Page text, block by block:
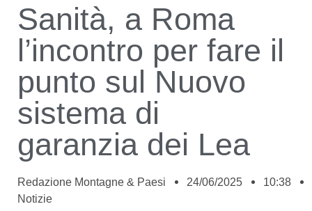
Sanità, a Roma
l’incontro per fare il
punto sul Nuovo
sistema di
garanzia dei Lea
Redazione Montagne & Paesi 24/06/2025
10:38
Notizie